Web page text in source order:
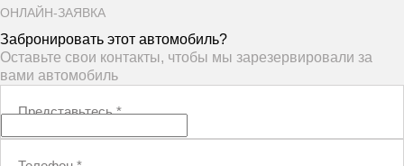
ОНЛАЙН-ЗАЯВКА
Забронировать этот автомобиль?
Оставьте свои контакты, чтобы мы зарезервировали за
вами автомобиль
Представьтесь*